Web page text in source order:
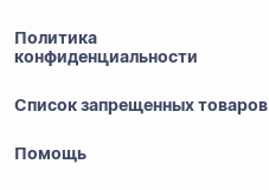
Политика
конфиденциальности
Список запрещенных товаров
Помощь